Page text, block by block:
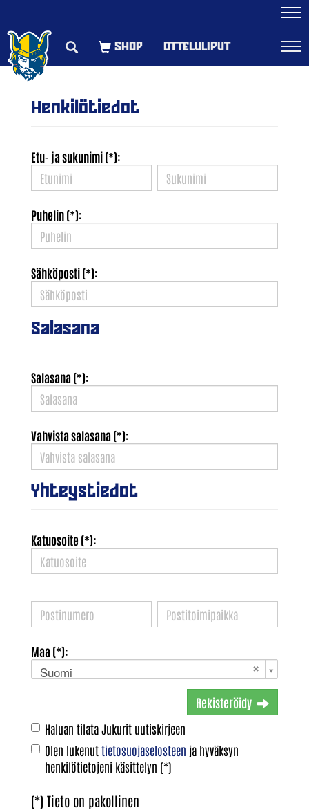
OTTELULIPUT
Henkilötiedot
Etu- ja sukunimi (*):
Puhelin (*):
Sähköposti (*):
Salasana
Salasana (*):
Vahvista salasana (*):
Yhteystiedot
Katuosoite (*):
Maa (*):
Suomi
Rekisteröidy
Haluan tilata Jukurit uutiskirjeen
Olen lukenuttietosuojaselosteen ja hyväksyn
henkilötietojeni käsittelyn (*)
(*) Tieto on pakollinen